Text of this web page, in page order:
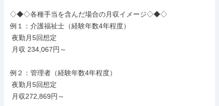
◇◆◇各種手当を含んだ場合の月収イメージ◇◆◇
例１：介護福祉士（経験年数4年程度）
例２：管理者（経験年数4年程度）